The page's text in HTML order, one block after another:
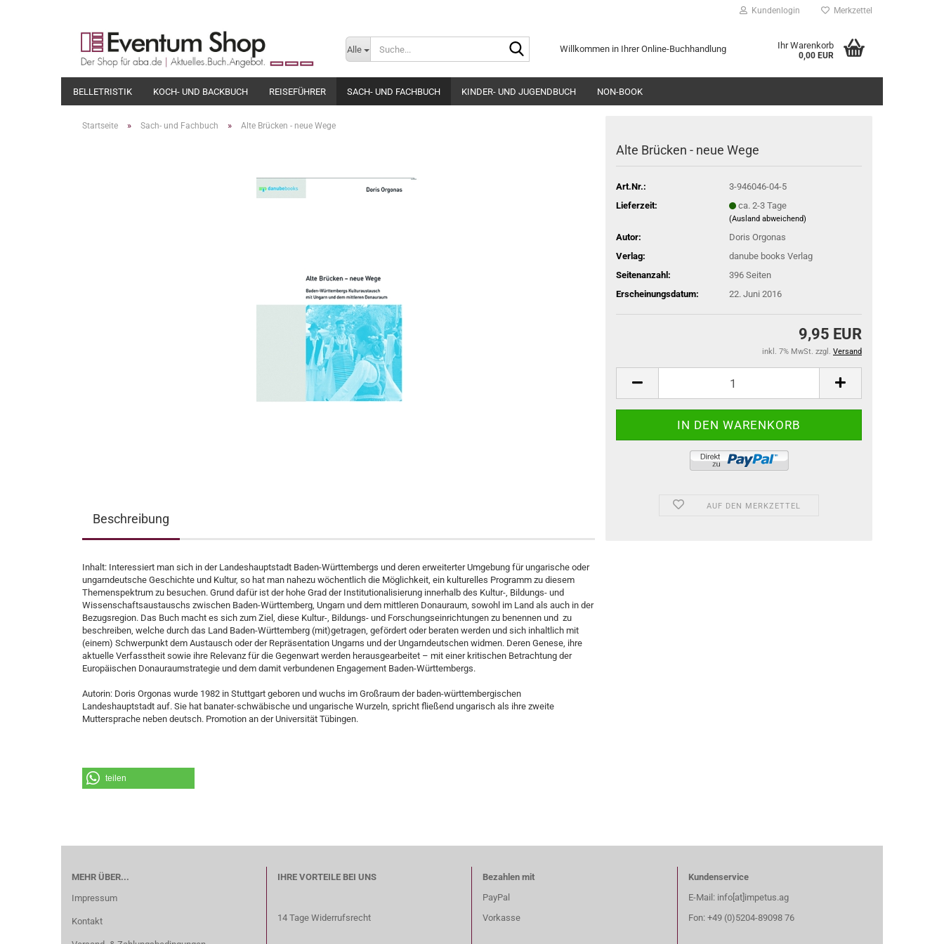
Kundenlogin
Konto erstellen
Merkzettel
Alle Willkommen in Ihrer Online-Buchhandlung Ihr Warenkorb
0,00 EUR
BELLETRISTIK KOCH- UND BACKBUCH REISEFÜHRER SACH- UND FACHBUCH KINDER- UND JUGENDBUCH NON-BOOK
Startseite » Sach- und Fachbuch » Alte Brücken - neue Wege
Alte Brücken - neue Wege
Art.Nr.:
3-946046-04-5
Lieferzeit:
ca. 2-3 Tage
(Ausland abweichend)
Autor:
Doris Orgonas
Verlag:
danube books Verlag
Seitenanzahl:
396 Seiten
Erscheinungsdatum:
22. Juni 2016
9,95 EUR
inkl. 7% MwSt. zzgl. Versand
AUF DEN MERKZETTEL
Beschreibung
Inhalt: Interessiert man sich in der Landeshauptstadt Baden-Württembergs und deren erweiterter Umgebung für ungarische oder
ungarndeutsche Geschichte und Kultur, so hat man nahezu wöchentlich die Möglichkeit, ein kulturelles Programm zu diesem
Themenspektrum zu besuchen. Grund dafür ist der hohe Grad der Institutionalisierung innerhalb des Kultur-, Bildungs- und
Wissenschaftsaustauschs zwischen Baden-Württemberg, Ungarn und dem mittleren Donauraum, sowohl im Land als auch in der
Bezugsregion. Das Buch macht es sich zum Ziel, diese Kultur-, Bildungs- und Forschungseinrichtungen zu benennen und zu
beschreiben, welche durch das Land Baden-Württemberg (mit)getragen, gefördert oder beraten werden und sich inhaltlich mit
(einem) Schwerpunkt dem Austausch oder der Repräsentation Ungarns und der Ungarndeutschen widmen. Deren Genese, ihre
aktuelle Verfasstheit sowie ihre Relevanz für die Gegenwart werden herausgearbeitet – mit einer kritischen Betrachtung der
Europäischen Donauraumstrategie und dem damit verbundenen Engagement Baden-Württembergs.
Autorin: Doris Orgonas wurde 1982 in Stuttgart geboren und wuchs im Großraum der baden-württembergischen
Landeshauptstadt auf. Sie hat banater-schwäbische und ungarische Wurzeln, spricht fließend ungarisch als ihre zweite
Muttersprache neben deutsch. Promotion an der Universität Tübingen.
teilen
MEHR ÜBER...
Impressum
Kontakt
IHRE VORTEILE BEI UNS
14 Tage Widerrufsrecht
Bezahlen mit
PayPal
Vorkasse
Kundenservice
E-Mail: info[at]impetus.ag
Fon: +49 (0)5204-89098 76​